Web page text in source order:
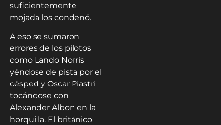
suficientemente
mojada los condenó.
A eso se sumaron
errores de los pilotos
como Lando Norris
yéndose de pista por el
césped y Oscar Piastri
tocándose con
Alexander Albon en la
horquilla. El británico